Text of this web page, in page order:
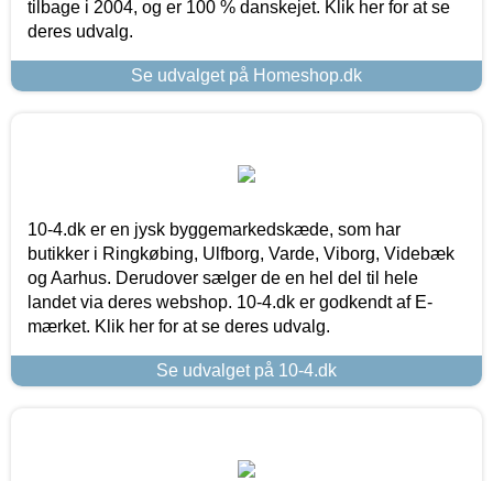
tilbage i 2004, og er 100 % danskejet. Klik her for at se
deres udvalg.
Se udvalget på Homeshop.dk
10-4.dk er en jysk byggemarkedskæde, som har
butikker i Ringkøbing, Ulfborg, Varde, Viborg, Videbæk
og Aarhus. Derudover sælger de en hel del til hele
landet via deres webshop. 10-4.dk er godkendt af E-
mærket. Klik her for at se deres udvalg.
Se udvalget på 10-4.dk